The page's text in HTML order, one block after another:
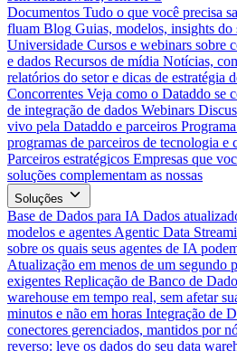
Documentos Tudo o que você precisa
fluam Blog Guias, modelos, insights do
Universidade Cursos e webinars sobre
e dados Recursos de mídia Notícias,
relatórios do setor e dicas de estratégia
Concorrentes Veja como o Dataddo se
de integração de dados Webinars
vivo pela Dataddo e parceiros
programas de parceiros de tecnologia e
Parceiros estratégicos Empresas que
soluções complementam as nossas
Soluções
Base de Dados para IA Dados
modelos e agentes Agentic Data
sobre os quais seus agentes de IA
Atualização em menos de um segundo
exigentes Replicação de Banco de
warehouse em tempo real, sem afetar
minutos e não em horas Integração de
conectores gerenciados, mantidos por
reverso: leve os dados do seu data